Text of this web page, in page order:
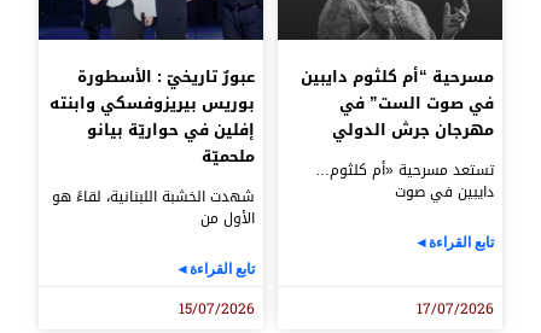
مسرحية “أم كلثوم دايبين
في صوت الست” في
مهرجان جرش الدولي
تستعد مسرحية «أم كلثوم…
دايبين في صوت
تابع القراءة◄
17/07/2026
عبورٌ تاريخيّ : الأسطورة
بوريس بيريزوفسكي وابنته
إفلين في حواريّة بيانو
ملحميّة
شهدت الخشبة اللبنانية، لقاءً هو
الأول من
تابع القراءة◄
15/07/2026